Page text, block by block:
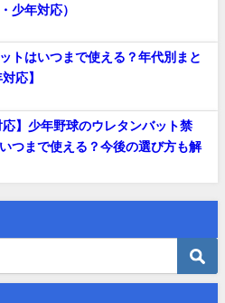
少年対応）
トはいつまで使える？年代別まと
応】
応】少年野球のウレタンバット禁
つまで使える？今後の選び方も解